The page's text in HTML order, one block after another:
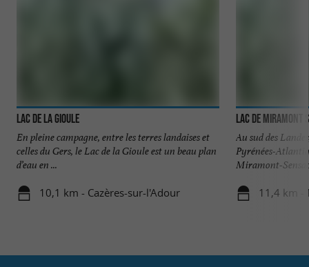
Lac de la Gioule
En pleine campagne, entre les terres landaises et
celles du Gers, le Lac de la Gioule est un beau plan
d’eau en ...
10,1 km - Cazères-sur-l'Adour
Lac de Miramont
Au sud des
Pyrénées-
Miramont-
11,4 km -